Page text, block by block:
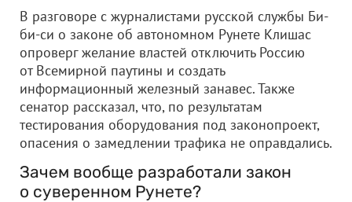
В разговоре с журналистами русской службы Би-
би-си о законе об автономном Рунете Клишас
опроверг желание властей отключить Россию
от Всемирной паутины и создать
информационный железный занавес. Также
сенатор рассказал, что, по результатам
тестирования оборудования под законопроект,
опасения о замедлении трафика не оправдались.
Зачем вообще разработали закон
о суверенном Рунете?